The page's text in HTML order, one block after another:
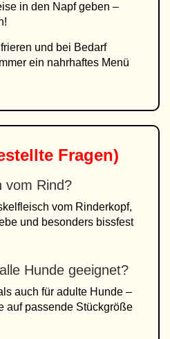
in den Napf geben –
und bei Bedarf
ein nahrhaftes Menü
Fragen)
vom Rind?
vom Rinderkopf,
und besonders bissfest
Hunde geeignet?
auch für adulte Hunde –
auf passende Stückgröße